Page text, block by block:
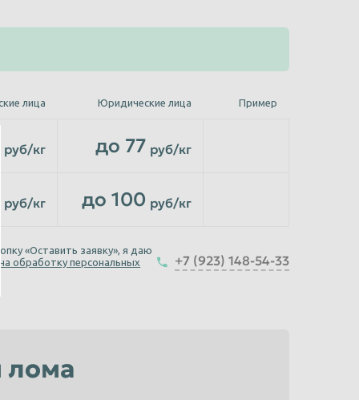
лица Юридические лица Пример
руб/кг до 77 руб/кг
руб/кг до 100 руб/кг
«Оставить заявку», я даю
на обработку персональных
+7 (923) 148-54-33
лома